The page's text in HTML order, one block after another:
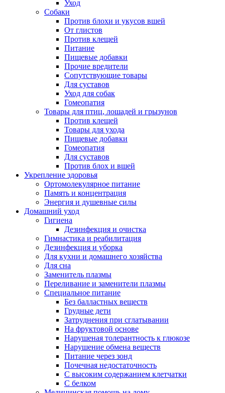
Уход
Собаки
Против блохи и укусов вшей
От глистов
Против клещей
Питание
Пищевые добавки
Прочие вредители
Сопутствующие товары
Для суставов
Уход для собак
Гомеопатия
Товары для птиц, лошадей и грызунов
Против клещей
Товары для ухода
Пищевые добавки
Гомеопатия
Для суставов
Против блох и вшей
Укрепление здоровья
Ортомолекулярное питание
Память и концентрация
Энергия и душевные силы
Домашний уход
Гигиена
Дезинфекция и очистка
Гимнастика и реабилитация
Дезинфекция и уборка
Для кухни и домашнего хозяйства
Для сна
Заменитель плазмы
Переливание и заменители плазмы
Специальное питание
Без балластных веществ
Грудные дети
Затруднения при сглатывании
На фруктовой основе
Нарушеная толерантность к глюкозе
Нарушение обмена веществ
Питание через зонд
Почечная недостаточность
С высоким содержанием клетчатки
С белком